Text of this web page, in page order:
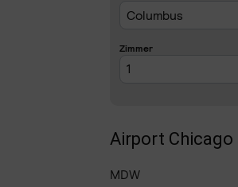
Airport Chicago
MDW